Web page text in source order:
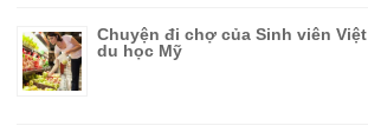
Chuyện đi chợ của Sinh viên Việt
du học Mỹ